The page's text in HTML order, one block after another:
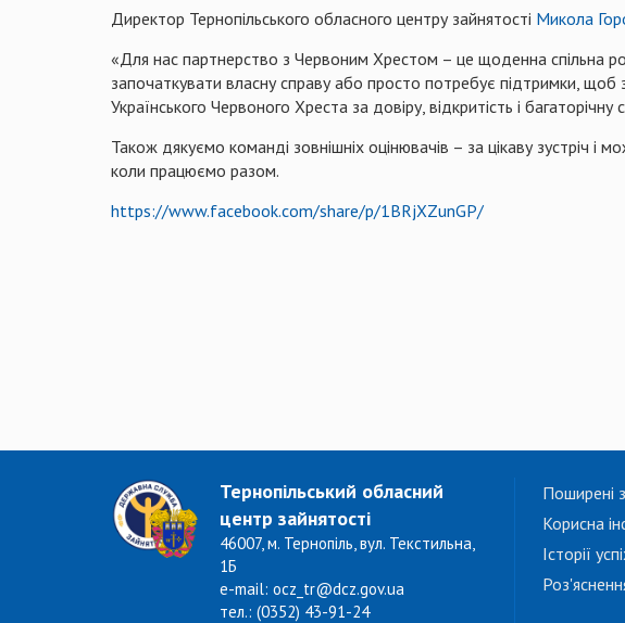
Директор Тернопільського обласного центру зайнятості Микола
«Для нас партнерство з Червоним Хрестом – це щоденна спільна
започаткувати власну справу або просто потребує підтримки, щоб
Українського Червоного Хреста за довіру, відкритість і
Також дякуємо команді зовнішніх оцінювачів – за цікаву зустріч
коли працюємо разом.
https://www.facebook.com/share/p/1BRjXZunGP/
Тернопільський обласний
центр зайнятості
46007, м. Тернопіль, вул. Текстильна,
1Б
e-mail: ocz_tr@dcz.gov.ua
тел.: (0352) 43-91-24
Поширені
Корисна
Історії